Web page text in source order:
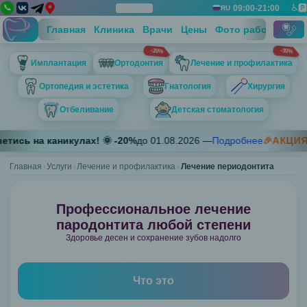
📞 RU 09:00-21:00 ♿🅿️
Технический блок контактов
Телефон 1
+7 (812) 697-67-13
Телефон 2
+7 (911) 757-57-38
Санкт-Петербург, пр. Луначарского д. 7, корп. 1
График работы
Главная Клиника Врачи Цены Фото работ
Имплантация
-20%
Ортодонтия
-30%
Лечение и профилактика
Ортопедия и эстетика Гнатология Хирургия
Отбеливание Детская стоматология
Имплантация
имплантов
Neobiotech
Ортодонтия
на каникулах! 🌞 -20%до 01.08.2026—Подробнее
Панель Закрыть
Главная Услуги Лечение и профилактика Лечение периодонтита
Профессиональное лечение
пародонтита любой степени
Здоровье десен и сохранение зубов надолго
Что это